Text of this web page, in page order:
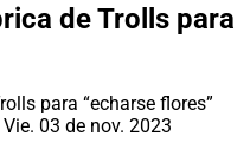
de Trolls para
Vie. 03 de nov. 2023